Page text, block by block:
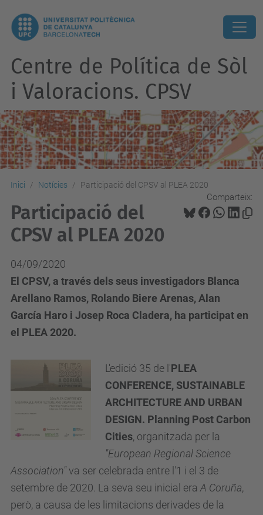
Centre de Política de Sòl
i Valoracions. CPSV
Inici Notícies Participació del CPSV al PLEA 2020
Comparteix:
Participació del
CPSV al PLEA 2020
04/09/2020
El CPSV, a través dels seus investigadors Blanca
Arellano Ramos, Rolando Biere Arenas, Alan
García Haro i Josep Roca Cladera, ha participat en
el PLEA 2020.
L'edició 35 de l'PLEA
CONFERENCE, SUSTAINABLE
ARCHITECTURE AND URBAN
DESIGN. Planning Post Carbon
Cities, organitzada per la
"European Regional Science
Association"va ser celebrada entre l'1 i el 3 de
setembre de 2020. La seva seu inicial era A Coruña,
però, a causa de les limitacions derivades de la